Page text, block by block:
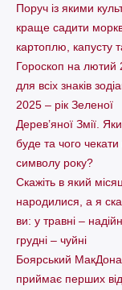
Поруч із якими
краще садити
картоплю, капусту
Гороскоп на лютий
для всіх знаків
2025 – рік Зеленої
Дерев’яної Змії.
буде та чого чекати
символу року?
Скажіть в який
народилися, а я
ви: у травні –
грудні – чуйні
Боярський
приймає перших